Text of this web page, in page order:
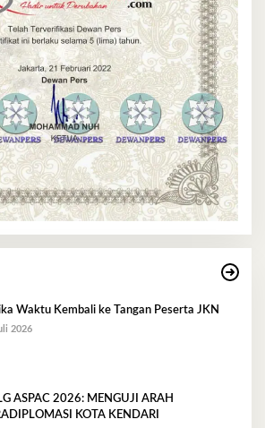
Waktu Kembali ke Tangan Peserta JKN
2026
ASPAC 2026: MENGUJI ARAH
KOTA KENDARI